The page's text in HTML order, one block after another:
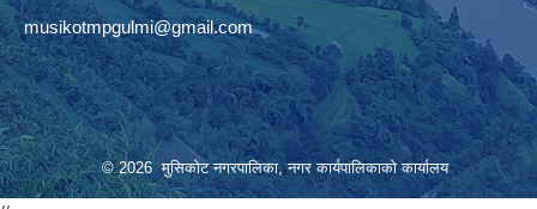
musikotmpgulmi@gmail.com
© 2026 मुसिकोट नगरपालिका, नगर कार्यपालिकाकाे कार्यालय